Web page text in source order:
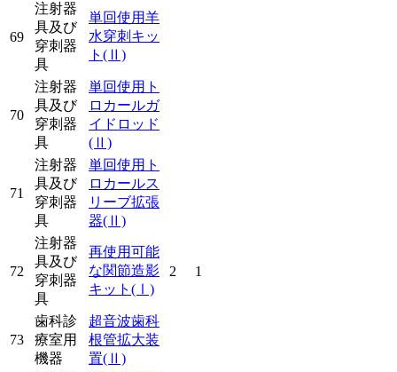
69
注射器
具及び
穿刺器
具
単回使用羊
水穿刺キッ
ト (Ⅱ)
70
注射器
具及び
穿刺器
具
単回使用ト
ロカールガ
イドロッド
(Ⅱ)
71
注射器
具及び
穿刺器
具
単回使用ト
ロカールス
リーブ拡張
器(Ⅱ)
72
注射器
具及び
穿刺器
具
再使用可能
な関節造影
キット (Ⅰ)
2 1
73
歯科診
療室用
機器
超音波歯科
根管拡大装
置(Ⅱ)